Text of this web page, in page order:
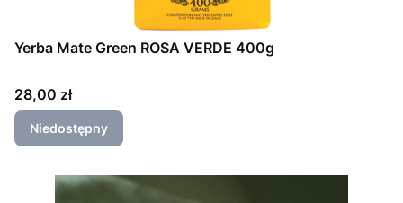
Yerba Mate Green ROSA VERDE 400g
Cena
28,00 zł
Niedostępny